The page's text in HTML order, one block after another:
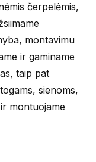
čerpelėmis,
montavimu
ir gaminame
taip pat
sienoms,
montuojame